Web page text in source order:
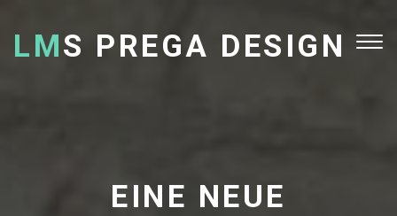
LMS PREGA DESIGN
EINE NEUE